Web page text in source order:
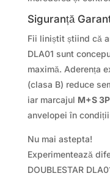
Siguranță
Fii liniștit știind că
DLA01 sunt
maximă. Aderența
(clasa B) reduce
iar marcajul M+S
anvelopei în
Nu mai astepta!
Experimentează
DOUBLESTAR